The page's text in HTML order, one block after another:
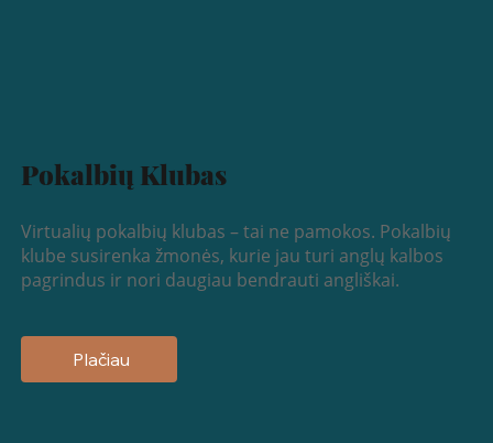
Pokalbių Klubas
Virtualių pokalbių klubas – tai ne pamokos. Pokalbių
klube susirenka žmonės, kurie jau turi anglų kalbos
pagrindus ir nori daugiau bendrauti angliškai.
Plačiau